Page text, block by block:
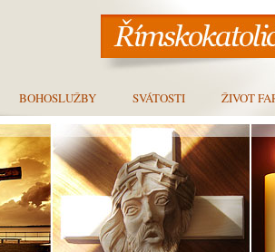
BOHOSLUŽBY SVÁTOSTI ŽIVOT